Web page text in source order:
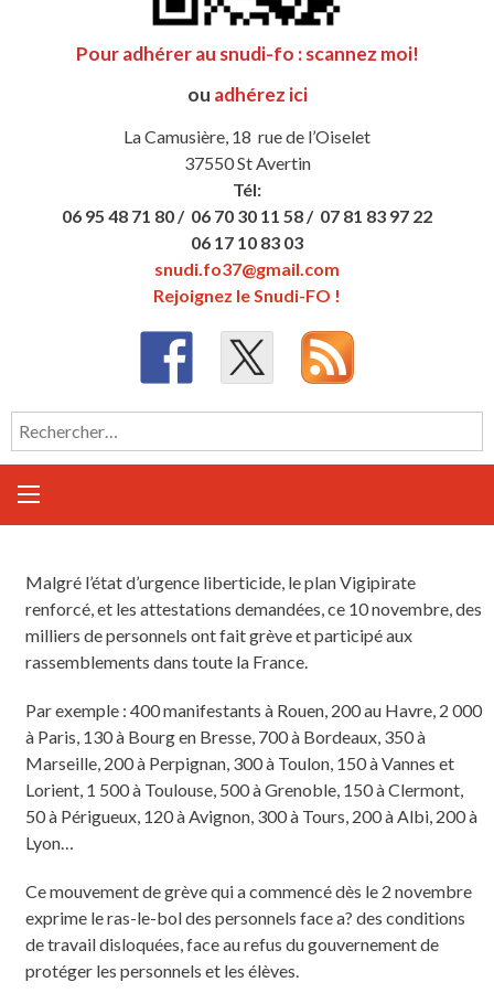
Pour adhérer au snudi-fo : scannez moi!
ou adhérez ici
La Camusière, 18 rue de l’Oiselet
37550 St Avertin
Tél:
06 95 48 71 80 / 06 70 30 11 58 / 07 81 83 97 22
06 17 10 83 03
snudi.fo37@gmail.com
Rejoignez le Snudi-FO !
Rechercher :
Malgré l’état d’urgence liberticide, le plan Vigipirate
renforcé, et les attestations demandées, ce 10 novembre, des
milliers de personnels ont fait grève et participé aux
rassemblements dans toute la France.
Par exemple : 400 manifestants à Rouen, 200 au Havre, 2 000
à Paris, 130 à Bourg en Bresse, 700 à Bordeaux, 350 à
Marseille, 200 à Perpignan, 300 à Toulon, 150 à Vannes et
Lorient, 1 500 à Toulouse, 500 à Grenoble, 150 à Clermont,
50 à Périgueux, 120 à Avignon, 300 à Tours, 200 à Albi, 200 à
Lyon…
Ce mouvement de grève qui a commencé dès le 2 novembre
exprime le ras-le-bol des personnels face a? des conditions
de travail disloquées, face au refus du gouvernement de
protéger les personnels et les élèves.